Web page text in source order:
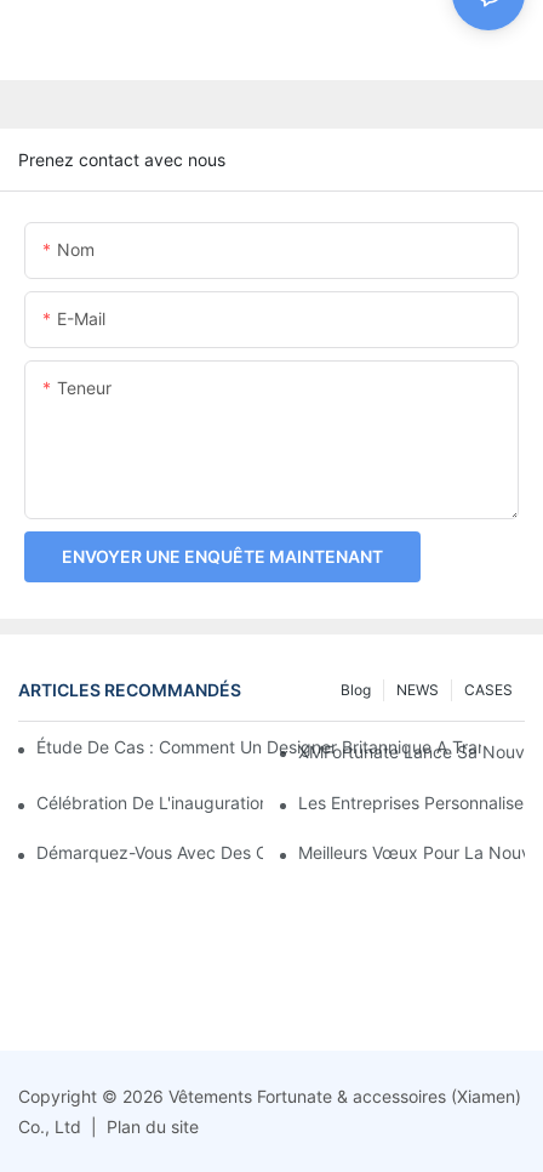
Prenez contact avec nous
Nom
E-Mail
Teneur
ENVOYER UNE ENQUÊTE MAINTENANT
ARTICLES RECOMMANDÉS CASES
NEWS
Blog
Étude De Cas : Comment Un Designer Britannique A
XMFortunate Lance Sa
Célébration De L'inauguration À L'occasion Du Nouvel An
Les Entreprises
Démarquez-Vous Avec Des Couvre-Chefs Personnalisés
Meilleurs Vœux Pour La
Copyright © 2026 Vêtements Fortunate & accessoires (Xiamen)
Co., Ltd |
Plan du site